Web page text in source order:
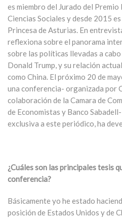
es miembro del Jurado del
Ciencias Sociales y desde 2015
Princesa de Asturias. En
reflexiona sobre el panorama
sobre las políticas llevadas a
Donald Trump, y su relación
como China. El próximo 20 de
una conferencia- organizada por
colaboración de la Camara de
de Economistas y Banco
exclusiva a este periódico, ha
¿Cuáles son las principales tesis
conferencia?
Básicamente yo he estado
posición de Estados Unidos y de